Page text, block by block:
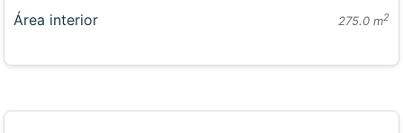
Área interior 275.0 m2